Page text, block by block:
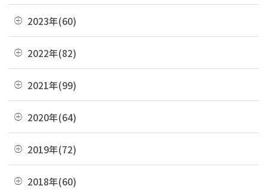
05月(13)
04月(10)
03月(36)
01月(13)
11月(22)
09月(3)
08月(4)
07月(7)
05月(6)
04月(4)
12月(4)
11月(6)
09月(4)
08月(6)
07月(6)
05月(9)
2023年(60)
12月(4)
11月(3)
09月(8)
08月(4)
07月(4)
2022年(82)
12月(8)
11月(5)
09月(8)
08月(4)
2021年(99)
12月(9)
11月(7)
09月(5)
2020年(64)
12月(2)
11月(8)
2019年(72)
12月(7)
2018年(60)